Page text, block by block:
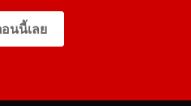
อนนี้เลย